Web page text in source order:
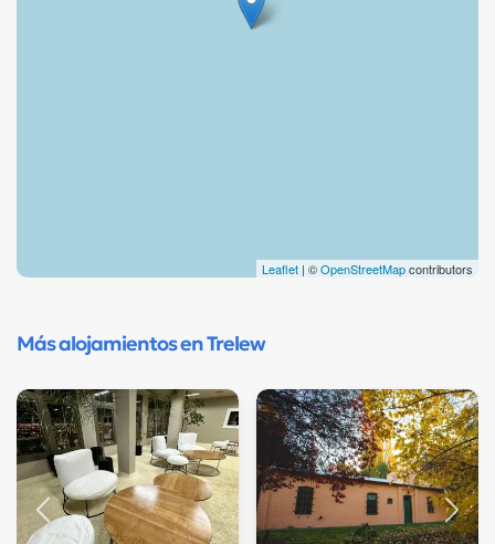
Leaflet | ©OpenStreetMapcontributors
Más alojamientos en Trelew